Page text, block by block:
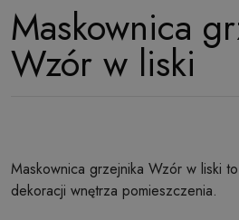
Maskownica
Wzór w liski
Maskownica grzejnika Wzór w liski
dekoracji wnętrza pomieszczenia.